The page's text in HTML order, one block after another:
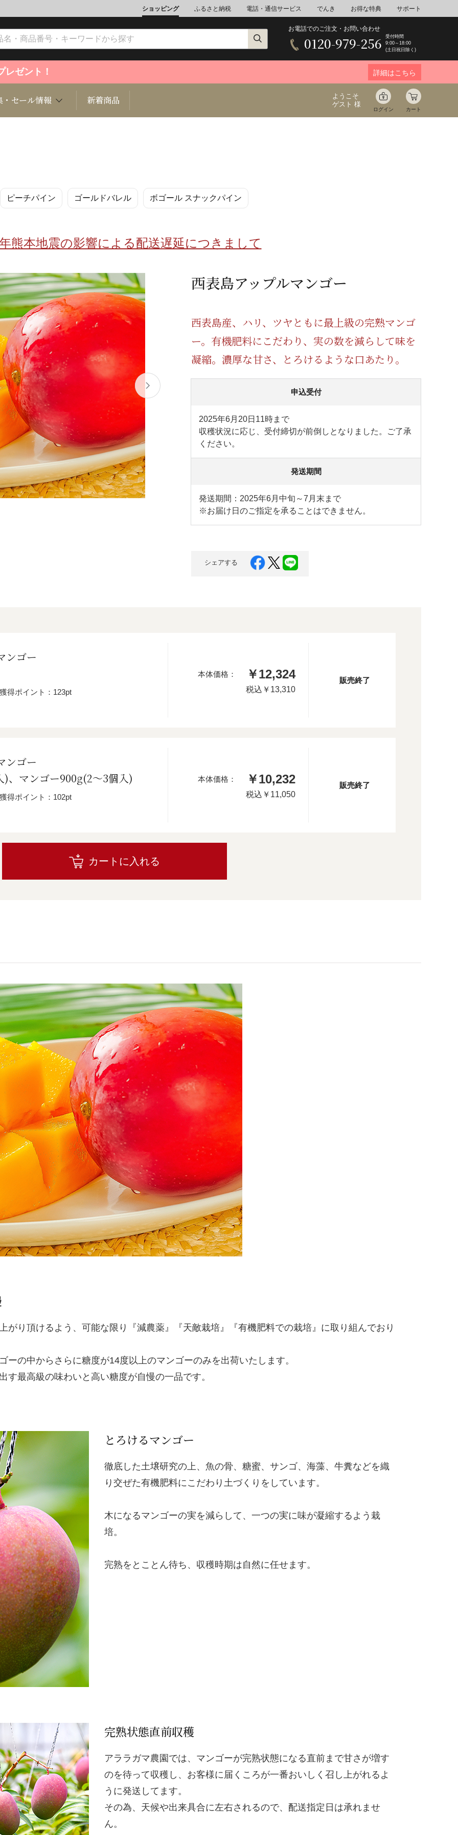
ショッピング ふるさと納税 電話・通信サービス でんき お得な特典 サポート
お電話でのご注文・お問い合わせ
0120-979-256
受付時間
9:00～18:00
(土日祝日除く)
レゼント！ 詳細はこちら
総菜 麺類/つゆ
ョン 定期購読雑誌 書籍
・セール情報 新着商品
ようこそ
ゲスト 様
ログイン カート
ピーチパイン ゴールドバレル ボゴール スナックパイン
熊本地震の影響による配送遅延につきまして
西表島アップルマンゴー
西表島産、ハリ、ツヤともに最上級の完熟マンゴ
ー。有機肥料にこだわり、実の数を減らして味を
凝縮。濃厚な甘さ、とろけるような口あたり。
申込受付
2025年6月20日11時まで
収穫状況に応じ、受付締切が前倒しとなりました。ご了承
ください。
発送期間
発送期間：2025年6月中旬～7月末まで
※お届け日のご指定を承ることはできません。
シェアする
ンゴー
獲得ポイント：123pt
本体価格： ￥12,324
税込 ￥13,310
販売終了
ンゴー
、マンゴー900g(2～3個入)
獲得ポイント：102pt
本体価格： ￥10,232
税込 ￥11,050
販売終了
カートに入れる
がり頂けるよう、可能な限り『減農薬』『天敵栽培』『有機肥料での栽培』に取り組んでおり
ーの中からさらに糖度が14度以上のマンゴーのみを出荷いたします。
最高級の味わいと高い糖度が自慢の一品です。
とろけるマンゴー
徹底した土壌研究の上、魚の骨、糖蜜、サンゴ、海藻、牛糞などを織
り交ぜた有機肥料にこだわり土づくりをしています。
木になるマンゴーの実を減らして、一つの実に味が凝縮するよう栽
培。
完熟をとことん待ち、収穫時期は自然に任せます。
完熟状態直前収穫
アララガマ農園では、マンゴーが完熟状態になる直前まで甘さが増す
のを待って収穫し、お客様に届くころが一番おいしく召し上がれるよ
うに発送してます。
その為、天候や出来具合に左右されるので、配送指定日は承れませ
ん。